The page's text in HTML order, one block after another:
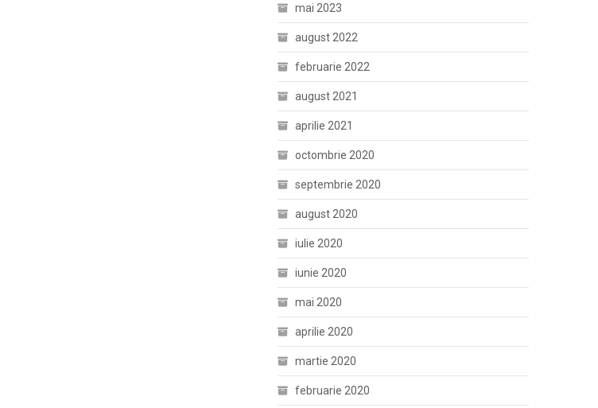
mai 2023
august 2022
februarie 2022
august 2021
aprilie 2021
octombrie 2020
septembrie 2020
august 2020
iulie 2020
iunie 2020
mai 2020
aprilie 2020
martie 2020
februarie 2020